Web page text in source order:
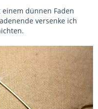
dünnen Faden
versenke ich